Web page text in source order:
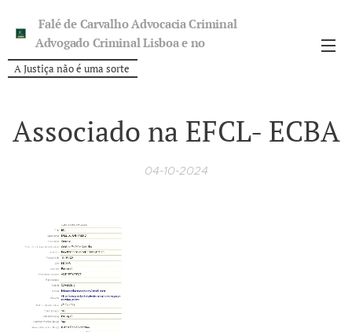
Falé de Carvalho Advocacia Criminal
Advogado Criminal Lisboa e no
Porto.
A Justiça não é uma sorte
Associado na EFCL- ECBA
04-10-2024